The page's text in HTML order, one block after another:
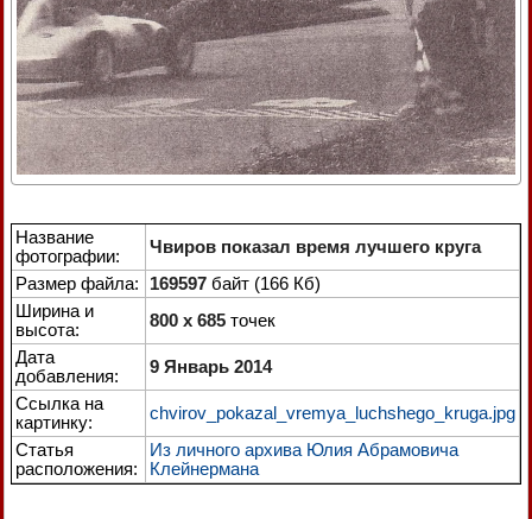
Название
фотографии:
Чвиров показал время лучшего круга
Размер файла:
169597 байт (166 Кб)
Ширина и
высота:
800 x 685 точек
Дата
добавления:
9 Январь 2014
Ссылка на
картинку:
chvirov_pokazal_vremya_luchshego_kruga.jpg
Статья
расположения:
Из личного архива Юлия Абрамовича
Клейнермана